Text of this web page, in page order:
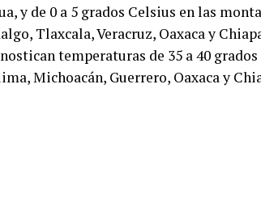
y de 0 a 5 grados Celsius en las
Tlaxcala, Veracruz, Oaxaca y
temperaturas de 35 a 40
Michoacán, Guerrero, Oaxaca y